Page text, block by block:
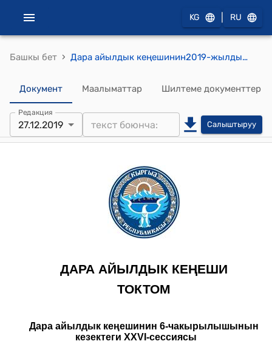
KG RU
Башкы бет › Дара айылдык кеңешинин2019-жылдын 27-декабрындагы №78 "Дара айыл аймагынын айыл өкмөтүнүн социалдык маселелер боюнча адиси Самидинова Моблудакан Рахмановнаны “Дара айыл аймагынын ардактуу атуулу” наамына көрсөтүү жөнүндө" токтому
Документ Маалыматтар Шилтеме документтер
Редакция
27.12.2019 Салыштыруу